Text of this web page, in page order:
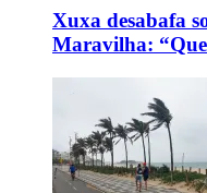
Xuxa desabafa
Maravilha: